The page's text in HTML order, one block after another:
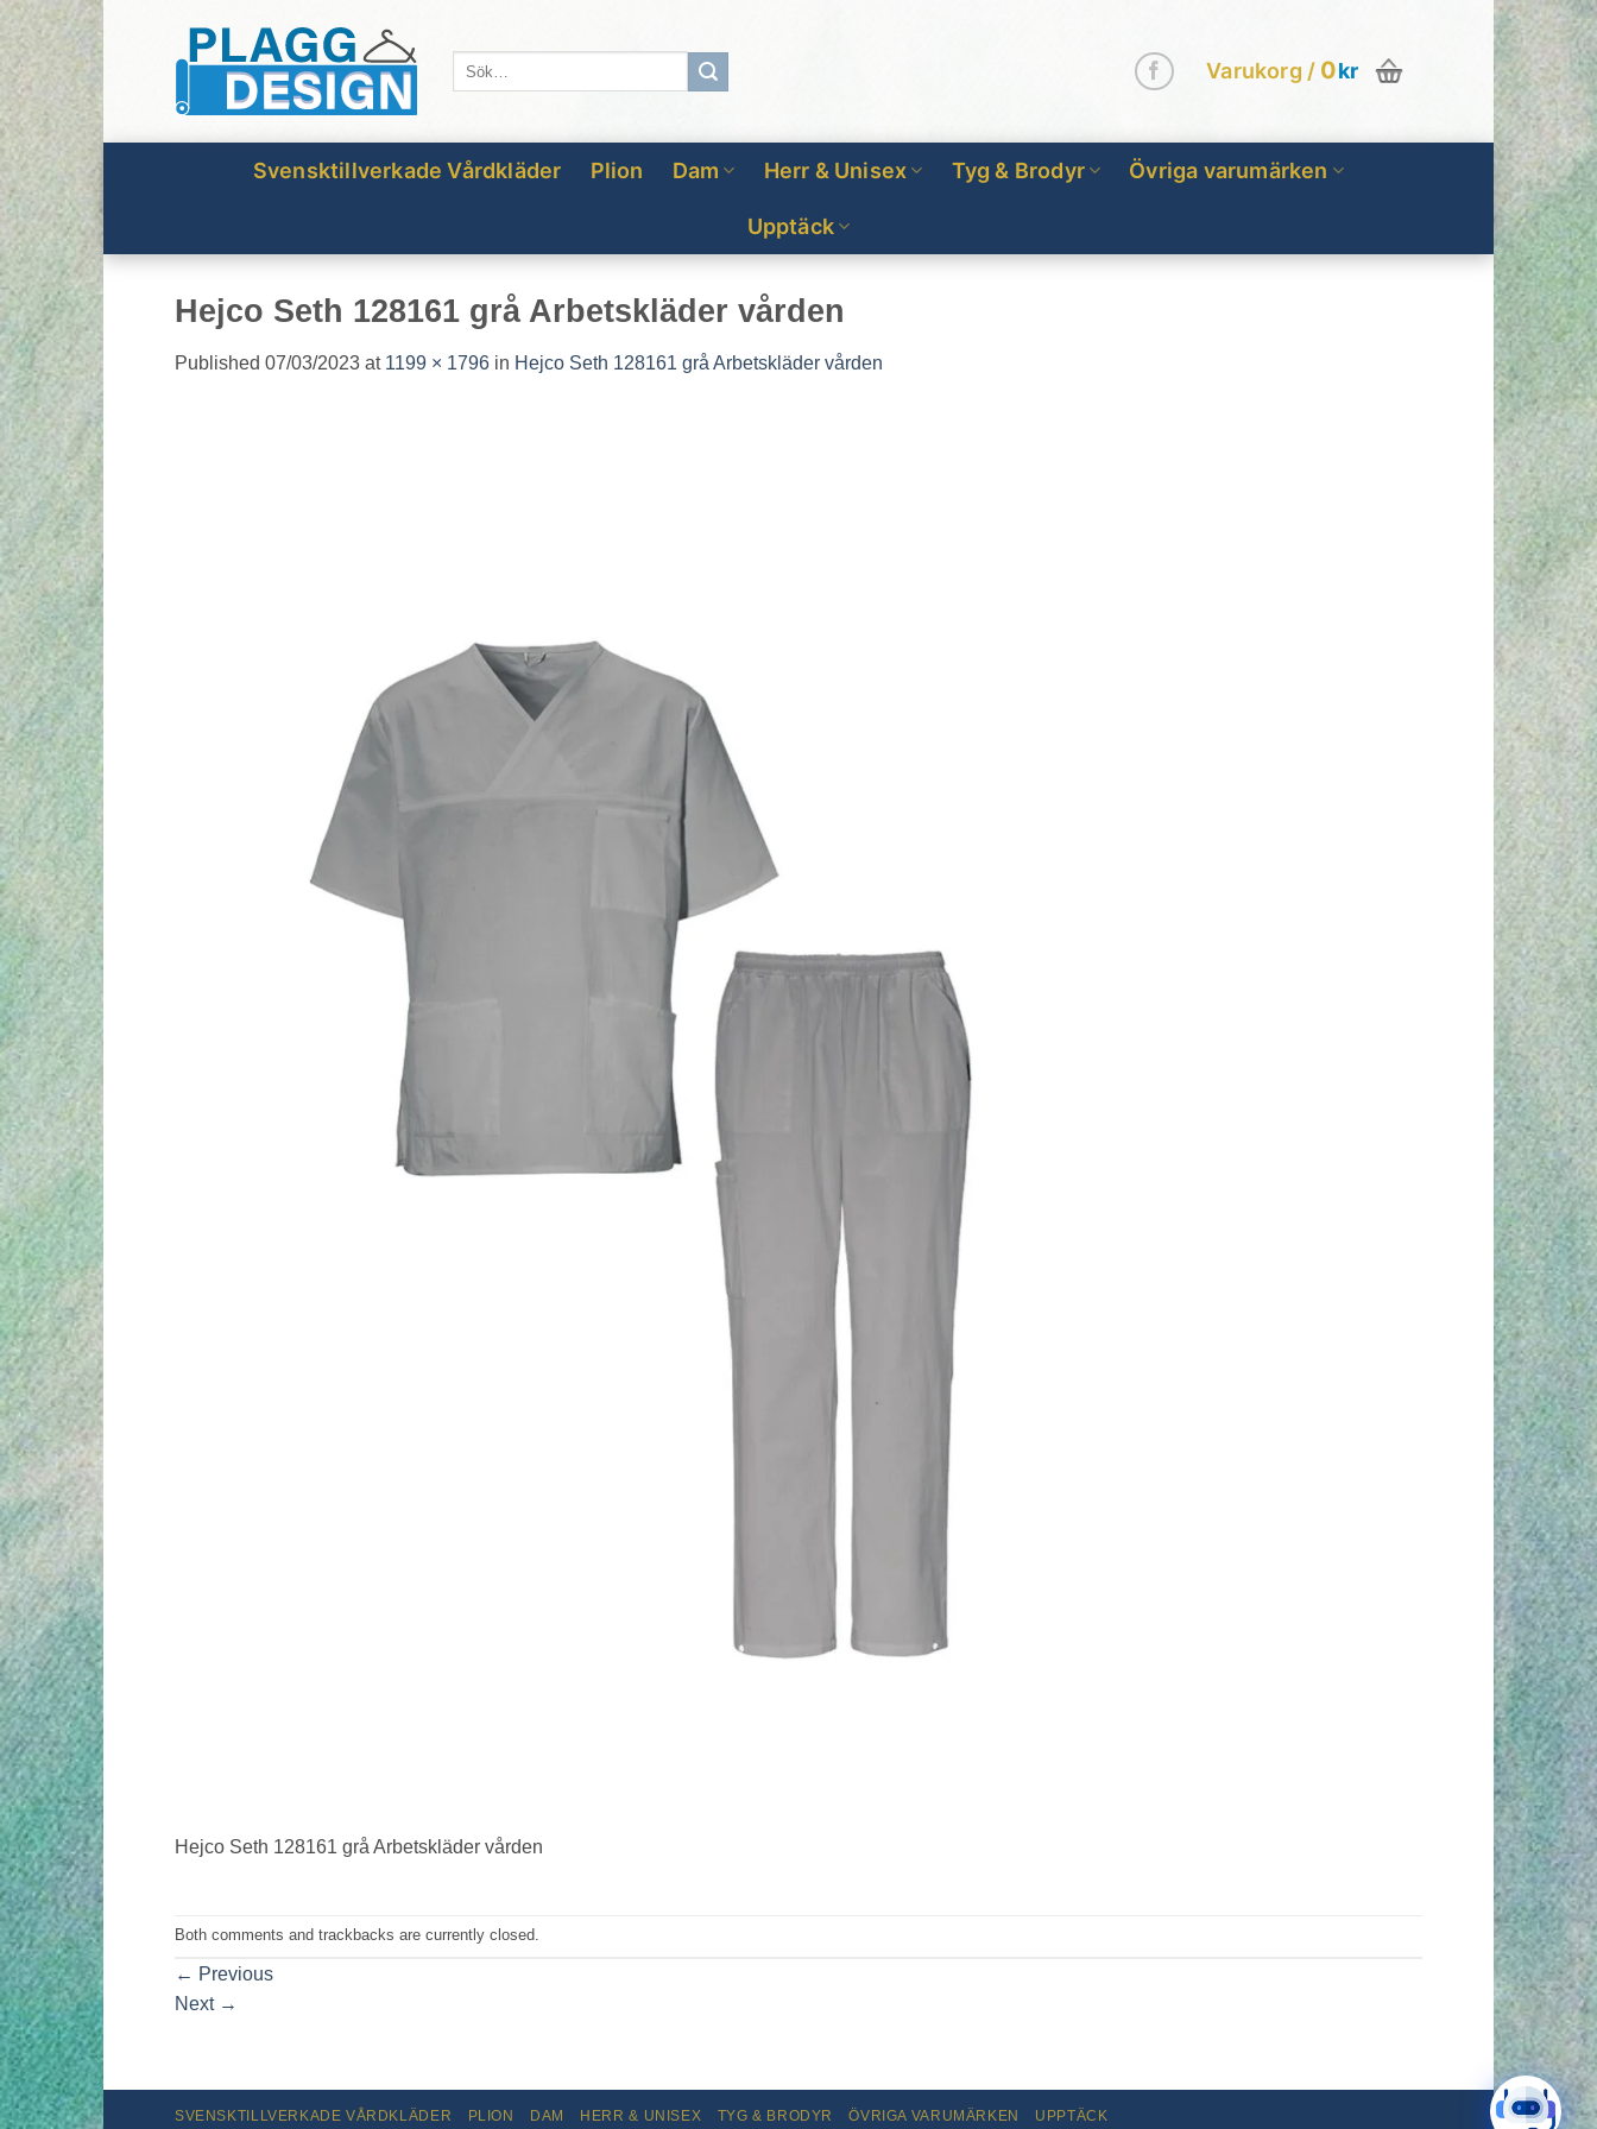
Varukorg / 0kr
Svensktillverkade Vårdkläder Plion Dam Herr & Unisex Tyg & Brodyr Övriga varumärken
Upptäck
Hejco Seth 128161 grå Arbetskläder vården
Published 07/03/2023 at 1199 × 1796 in Hejco Seth 128161 grå Arbetskläder vården
Hejco Seth 128161 grå Arbetskläder vården
Both comments and trackbacks are currently closed.
← Previous
Next →
SVENSKTILLVERKADE VÅRDKLÄDER PLION DAM HERR & UNISEX TYG & BRODYR ÖVRIGA VARUMÄRKEN UPPTÄCK